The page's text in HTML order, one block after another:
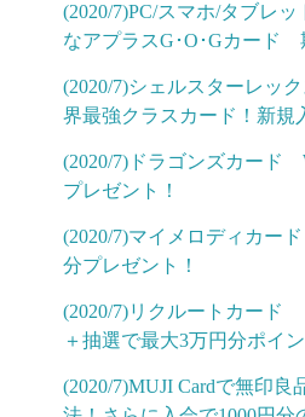
(2020/7)PC/スマホ/タブレ
なアプラスG･O･Gカード
(2020/7)シェルスターレッ
界最強クラスカード！新規
(2020/7)ドラゴンズカード
プレゼント！
(2020/7)マイメロディカー
分プレゼント！
(2020/7)リクルートカード
＋抽選で最大3万円分ポイ
(2020/7)MUJI Cardで無印